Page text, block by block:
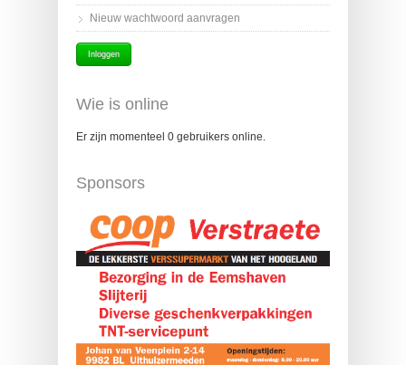
Nieuw wachtwoord aanvragen
Wie is online
Er zijn momenteel 0 gebruikers online.
Sponsors